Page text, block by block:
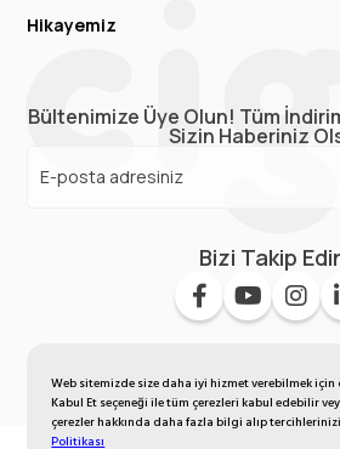
Web sitemizde size daha iyi hizmet verebilmek için
Kabul Et seçeneği ile tüm çerezleri kabul edebilir
çerezler hakkında daha fazla bilgi alıp
Politikası
Hikayemiz
Bültenimize Üye Olun! Tüm
Sizin Haberiniz
Bizi Takip